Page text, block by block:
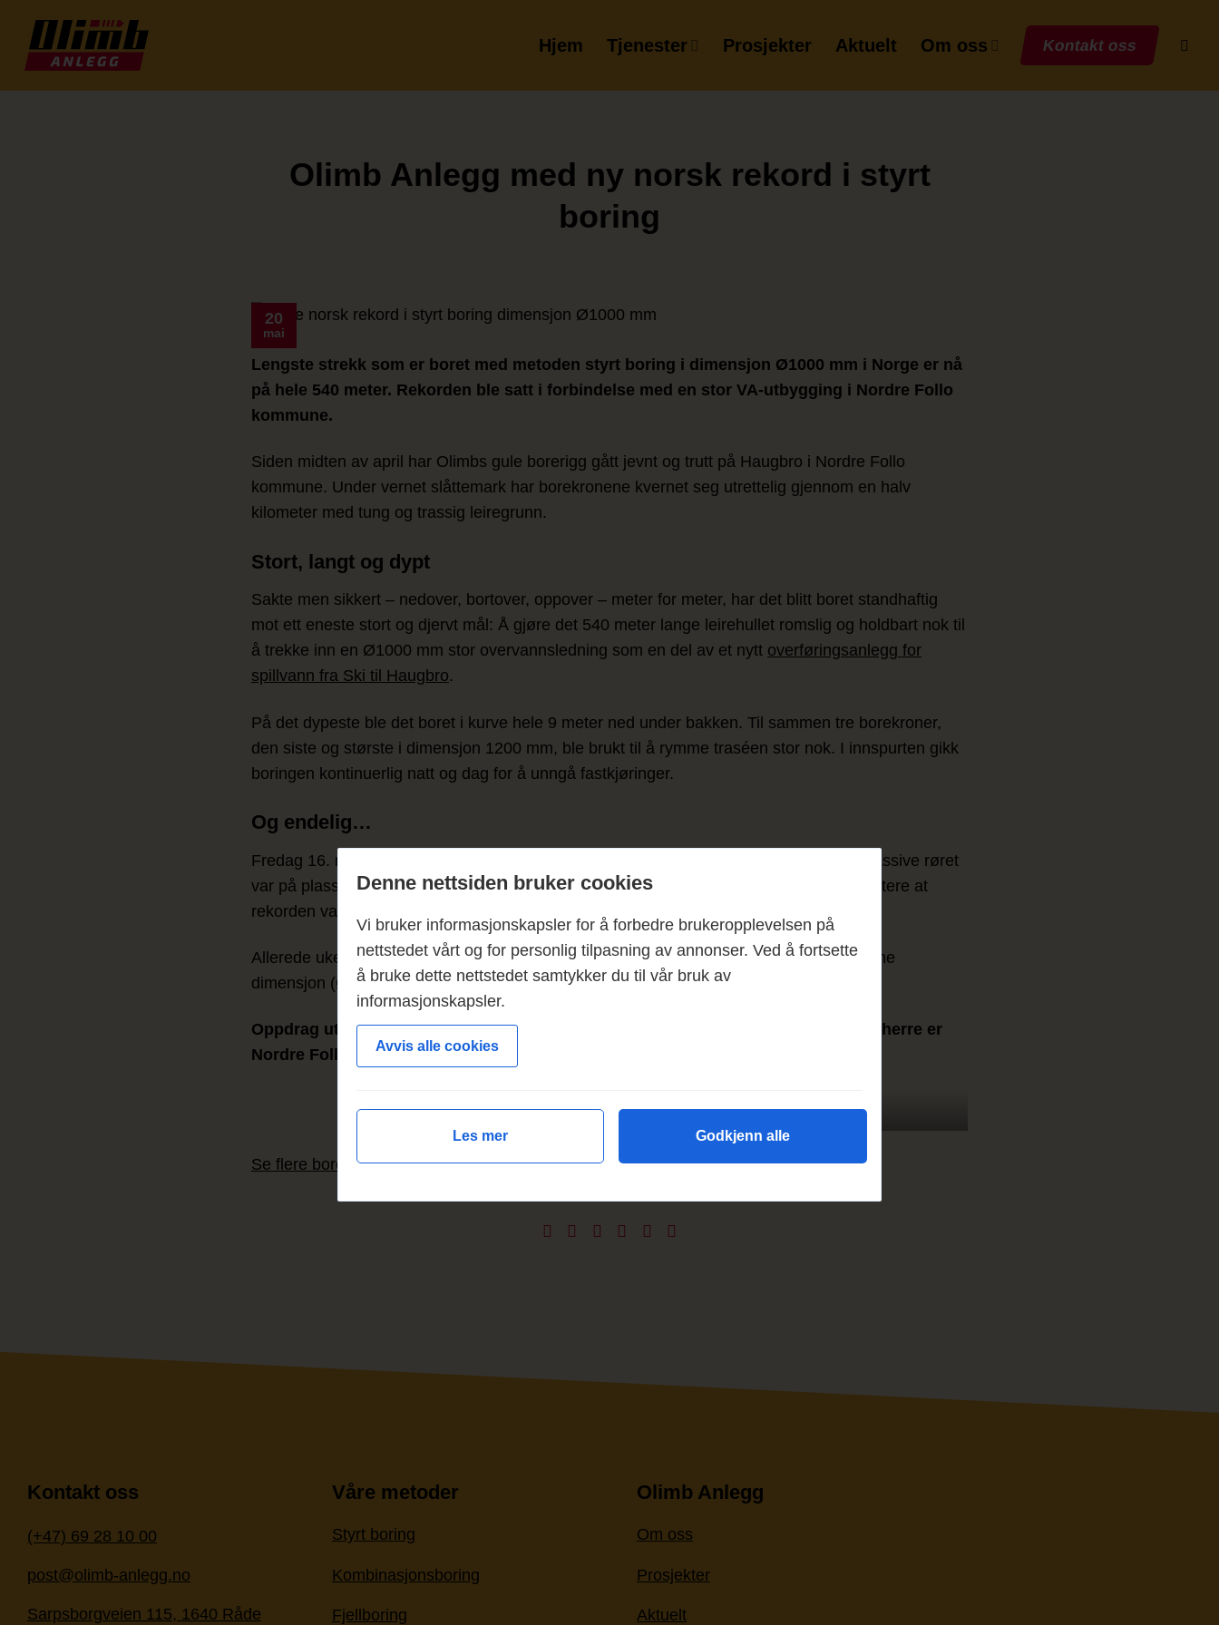
content
Hjem Tjenester Prosjekter Aktuelt Om oss Kontakt oss
Olimb Anlegg med ny norsk rekord i styrt
boring
20
mai
Lengste strekk som er boret med metoden styrt boring i dimensjon Ø1000 mm i Norge er nå
på hele 540 meter. Rekorden ble satt i forbindelse med en stor VA-utbygging i Nordre Follo
kommune.
Siden midten av april har Olimbs gule borerigg gått jevnt og trutt på Haugbro i Nordre Follo
kommune. Under vernet slåttemark har borekronene kvernet seg utrettelig gjennom en halv
kilometer med tung og trassig leiregrunn.
Stort, langt og dypt
Sakte men sikkert – nedover, bortover, oppover – meter for meter, har det blitt boret standhaftig
mot ett eneste stort og djervt mål: Å gjøre det 540 meter lange leirehullet romslig og holdbart nok til
å trekke inn en Ø1000 mm stor overvannsledning som en del av et nytt overføringsanlegg for
spillvann fra Ski til Haugbro.
På det dypeste ble det boret i kurve hele 9 meter ned under bakken. Til sammen tre borekroner,
den siste og største i dimensjon 1200 mm, ble brukt til å rymme traséen stor nok. I innspurten gikk
boringen kontinuerlig natt og dag for å unngå fastkjøringer.
Og endelig…
Fredag 16. mai klokka 09.45 dukket borekrona opp av bakken for siste gang, og det massive røret
var på plass i boretraséen. Slitne og lettede boreoperatører og ansvarlige kunne konstatere at
rekorden var et gledelig faktum.
Allerede uken etter gikk Olimb Anlegg i gang med strekk nummer to på Haugbro i samme
dimensjon (Ø1000 mm), men denne gangen «bare» 230 meter.
Oppdrag utført som UE for hovedentreprenør
. Ledningseier og byggherre er
Nordre Follo kommune.
Foto: Isachsen Anlegg AS
Se flere boreprosjekter utført av Olimb Anlegg
Kontakt oss
(+47) 69 28 10 00
post@olimb-anlegg.no
Sarpsborgveien 115, 1640 Råde
Våre metoder
Styrt boring
Kombinasjonsboring
Fjellboring
Olimb Anlegg
Om oss
Prosjekter
Aktuelt
Denne nettsiden bruker cookies
Vi bruker informasjonskapsler for å forbedre brukeropplevelsen på
nettstedet vårt og for personlig tilpasning av annonser. Ved å fortsette
å bruke dette nettstedet samtykker du til vår bruk av
informasjonskapsler.
Avvis alle cookies
Les mer Godkjenn alle